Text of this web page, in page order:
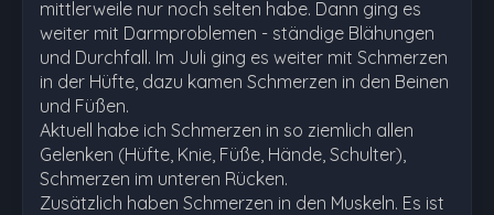
mittlerweile nur noch selten habe. Dann ging es
weiter mit Darmproblemen - ständige Blähungen
und Durchfall. Im Juli ging es weiter mit Schmerzen
in der Hüfte, dazu kamen Schmerzen in den Beinen
und Füßen.
Aktuell habe ich Schmerzen in so ziemlich allen
Gelenken (Hüfte, Knie, Füße, Hände, Schulter),
Schmerzen im unteren Rücken.
Zusätzlich haben Schmerzen in den Muskeln. Es ist